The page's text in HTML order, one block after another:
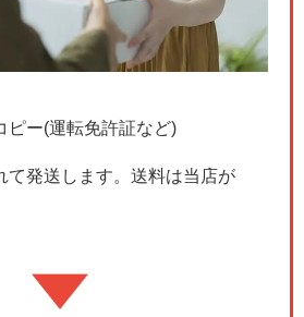
ピー(運転免許証など)
て発送します。送料は当店が